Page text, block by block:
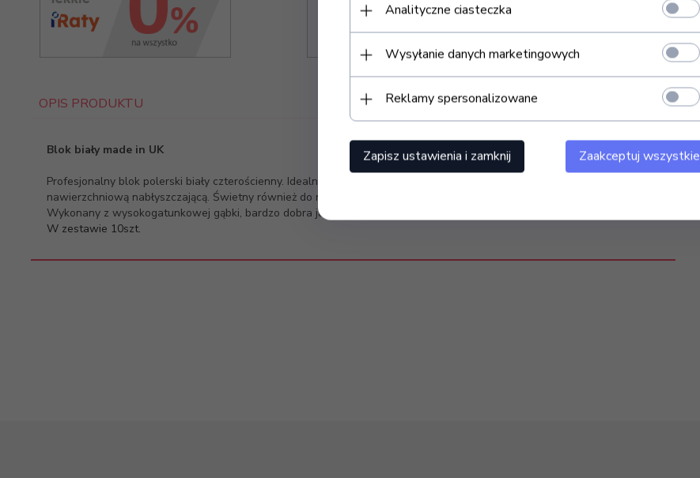
OPIS PRODUKTU
Blok biały made in UK
Profesjonalny blok polerski biały czterościenny. Idealny do polerowania ostatniej warstwy żelu lub akrylu pod warstwę
nawierzchniową nabłyszczającą. Świetny również do matowienia naturalnego paznokcia pod tips. Gradacja 320.
Wykonany z wysokogatunkowej gąbki, bardzo dobra jakość, nie kruszący się na brzegach. Niezwykle trwały.
W zestawie 10szt.
Analityczne ciasteczka
Wysyłanie danych marketingowych
Reklamy spersonalizowane
Zapisz ustawienia i zamknij Zaakceptuj wszystkie